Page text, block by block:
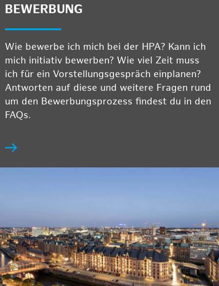
BEWERBUNG
Wie bewerbe ich mich bei der HPA? Kann ich
mich initiativ bewerben? Wie viel Zeit muss
ich für ein Vorstellungsgespräch einplanen?
Antworten auf diese und weitere Fragen rund
um den Bewerbungsprozess findest du in den
FAQs.